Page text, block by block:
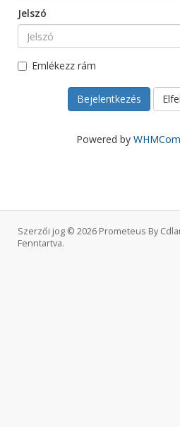
Jelszó
Emlékezz rám
Powered by
Szerzői jog © 2026 Prometeus By
Fenntartva.